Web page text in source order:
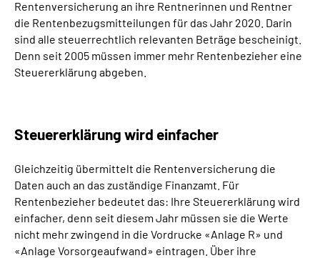
Inhalte in Gebärdensprache (DGS)
Leichte Sprache
Rentenversicherung an ihre Rentnerinnen und Rentner
die Rentenbezugsmitteilungen für das Jahr 2020. Darin
sind alle steuerrechtlich relevanten Beträge bescheinigt.
Denn seit 2005 müssen immer mehr Rentenbezieher eine
Steuererklärung abgeben.
Steuererklärung wird einfacher
Gleichzeitig übermittelt die Rentenversicherung die
Daten auch an das zuständige Finanzamt. Für
Rentenbezieher bedeutet das: Ihre Steuererklärung wird
einfacher, denn seit diesem Jahr müssen sie die Werte
nicht mehr zwingend in die Vordrucke «Anlage R» und
«Anlage Vorsorgeaufwand» eintragen. Über ihre